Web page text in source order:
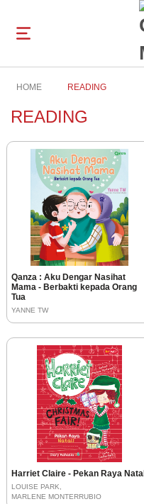
navigation
HOME READING
READING
Qanza : Aku Dengar Nasihat
Mama - Berbakti kepada Orang
Tua
YANNE TW
Harriet Claire - Pekan Raya Natal
LOUISE PARK
MARLENE MONTERRUBIO